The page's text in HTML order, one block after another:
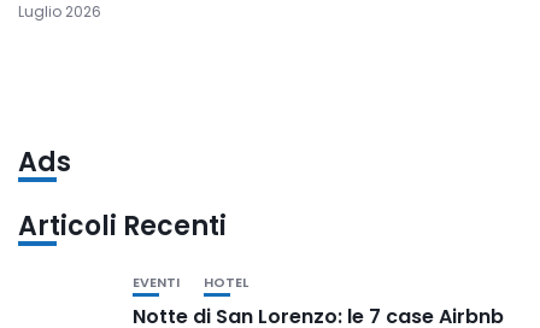
Luglio 2026
Ads
Articoli Recenti
EVENTI HOTEL
Notte di San Lorenzo: le 7 case Airbnb